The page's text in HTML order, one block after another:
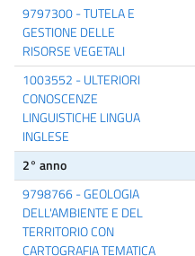
9797300 - TUTELA E
GESTIONE DELLE
RISORSE VEGETALI
1003552 - ULTERIORI
CONOSCENZE
LINGUISTICHE LINGUA
INGLESE
2° anno
9798766 - GEOLOGIA
DELL'AMBIENTE E DEL
TERRITORIO CON
CARTOGRAFIA TEMATICA